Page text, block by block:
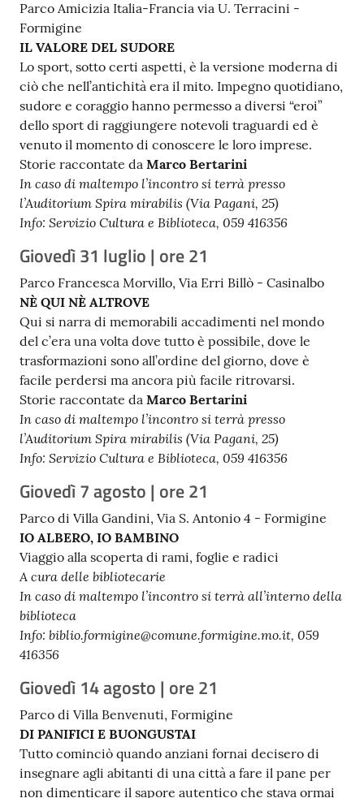
Parco Amicizia Italia-Francia via U. Terracini -
Formigine
IL VALORE DEL SUDORE
Lo sport, sotto certi aspetti, è la versione moderna di
ciò che nell’antichità era il mito. Impegno quotidiano,
sudore e coraggio hanno permesso a diversi “eroi”
dello sport di raggiungere notevoli traguardi ed è
venuto il momento di conoscere le loro imprese.
Storie raccontate da Marco Bertarini
In caso di maltempo l’incontro si terrà presso
l’Auditorium Spira mirabilis (Via Pagani, 25)
Info: Servizio Cultura e Biblioteca, 059 416356
Giovedì 31 luglio | ore 21
Parco Francesca Morvillo, Via Erri Billò - Casinalbo
NÈ QUI NÈ ALTROVE
Qui si narra di memorabili accadimenti nel mondo
del c’era una volta dove tutto è possibile, dove le
trasformazioni sono all’ordine del giorno, dove è
facile perdersi ma ancora più facile ritrovarsi.
Storie raccontate da Marco Bertarini
In caso di maltempo l’incontro si terrà presso
l’Auditorium Spira mirabilis (Via Pagani, 25)
Info: Servizio Cultura e Biblioteca, 059 416356
Giovedì 7 agosto | ore 21
Parco di Villa Gandini, Via S. Antonio 4 - Formigine
IO ALBERO, IO BAMBINO
Viaggio alla scoperta di rami, foglie e radici
A cura delle bibliotecarie
In caso di maltempo l’incontro si terrà all’interno della
biblioteca
Info: biblio.formigine@comune.formigine.mo.it, 059
416356
Giovedì 14 agosto | ore 21
Parco di Villa Benvenuti, Formigine
DI PANIFICI E BUONGUSTAI
Tutto cominciò quando anziani fornai decisero di
insegnare agli abitanti di una città a fare il pane per
non dimenticare il sapore autentico che stava ormai